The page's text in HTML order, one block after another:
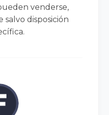
venderse,
salvo disposición